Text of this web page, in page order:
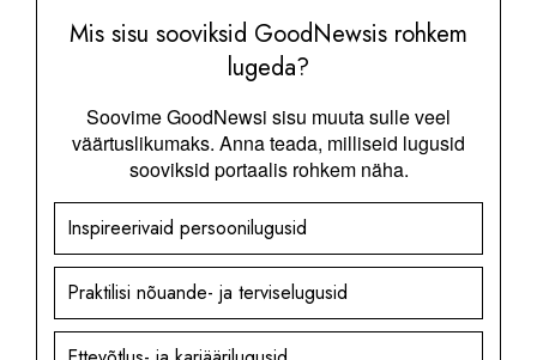
Mis sisu sooviksid GoodNewsis rohkem
lugeda?
Soovime GoodNewsi sisu muuta sulle veel
väärtuslikumaks. Anna teada, milliseid lugusid
sooviksid portaalis rohkem näha.
Inspireerivaid persoonilugusid
Praktilisi nõuande- ja terviselugusid